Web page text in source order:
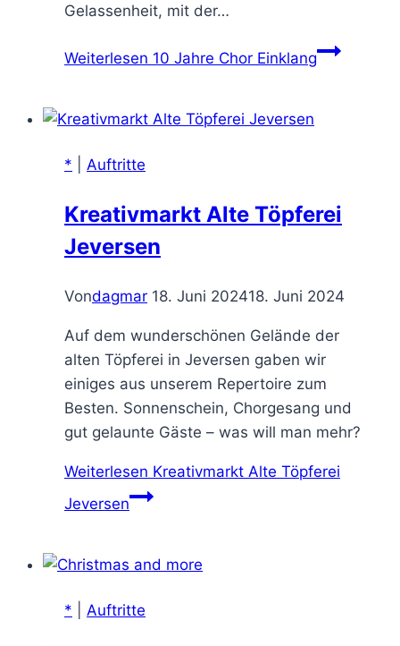
Gelassenheit, mit der…
Weiterlesen 10 Jahre Chor Einklang
* Auftritte
Kreativmarkt Alte Töpferei
Jeversen
Vondagmar 18. Juni 202418. Juni 2024
Auf dem wunderschönen Gelände der
alten Töpferei in Jeversen gaben wir
einiges aus unserem Repertoire zum
Besten. Sonnenschein, Chorgesang und
gut gelaunte Gäste – was will man mehr?
Weiterlesen Kreativmarkt Alte Töpferei
Jeversen
* Auftritte